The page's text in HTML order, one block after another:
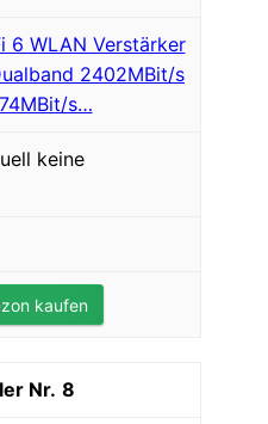
6 WLAN Verstärker
2402MBit/s
s…
keine
kaufen
8